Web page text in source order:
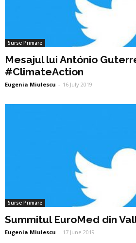
Surse Primare
Mesajul lui António
#ClimateAction
Eugenia Miulescu - 16 July 2019
Surse Primare
Summitul EuroMed din
Eugenia Miulescu - 17 June 2019